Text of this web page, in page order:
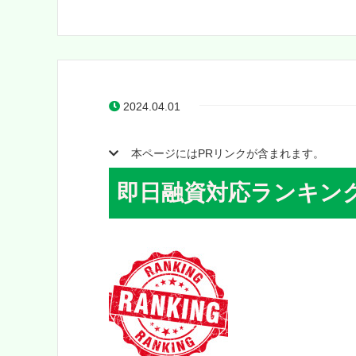
2024.04.01
本ページにはPRリンクが含まれます。
即日融資対応ランキン